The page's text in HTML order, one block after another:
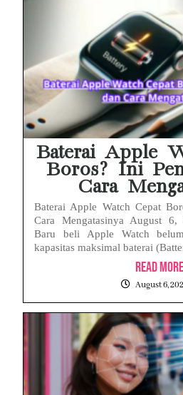
Baterai Apple
Boros? Ini
Cara
Baterai Apple Watch Cepat
Cara Mengatasinya August 6,
Baru beli Apple Watch
kapasitas maksimal baterai
Read More
August 6,